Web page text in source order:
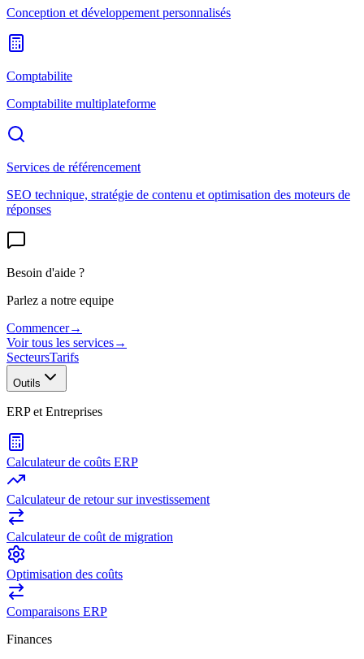
Conception et développement personnalisés
Comptabilite
Comptabilite multiplateforme
Services de référencement
SEO technique, stratégie de contenu et optimisation des moteurs de
réponses
Besoin d'aide ?
Parlez a notre equipe
Commencer→
Voir tous les services→
SecteursTarifs
Outils
ERP et Entreprises
Calculateur de coûts ERP
Calculateur de retour sur investissement
Calculateur de coût de migration
Optimisation des coûts
Comparaisons ERP
Finances